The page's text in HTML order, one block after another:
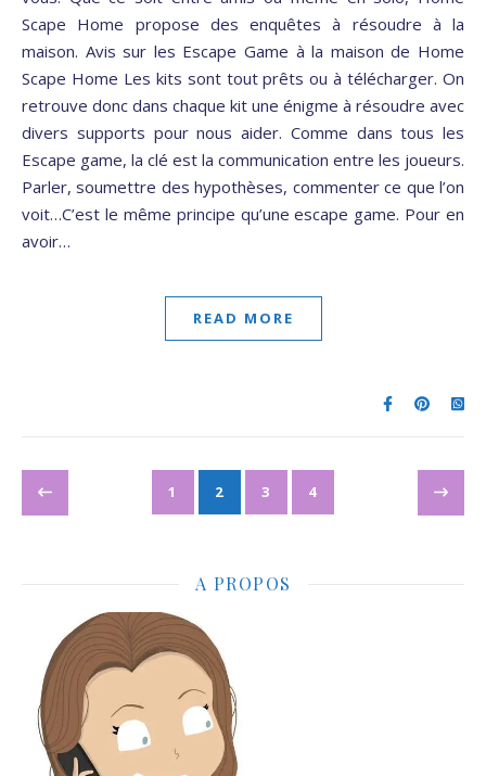
Scape Home propose des enquêtes à résoudre à la
maison. Avis sur les Escape Game à la maison de Home
Scape Home Les kits sont tout prêts ou à télécharger. On
retrouve donc dans chaque kit une énigme à résoudre avec
divers supports pour nous aider. Comme dans tous les
Escape game, la clé est la communication entre les joueurs.
Parler, soumettre des hypothèses, commenter ce que l’on
voit…C’est le même principe qu’une escape game. Pour en
avoir…
READ MORE
1 2 3 4
A PROPOS